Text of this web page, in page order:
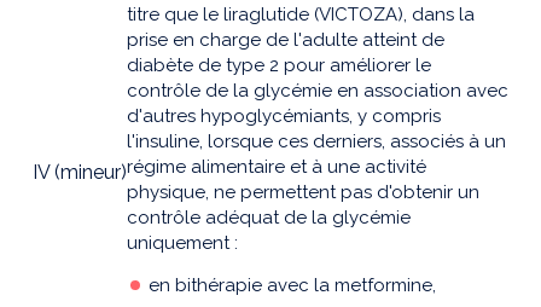
IV (mineur)
titre que le liraglutide (VICTOZA), dans la
prise en charge de l'adulte atteint de
diabète de type 2 pour améliorer le
contrôle de la glycémie en association avec
d'autres hypoglycémiants, y compris
l'insuline, lorsque ces derniers, associés à un
régime alimentaire et à une activité
physique, ne permettent pas d'obtenir un
contrôle adéquat de la glycémie
uniquement :
en bithérapie avec la metformine,